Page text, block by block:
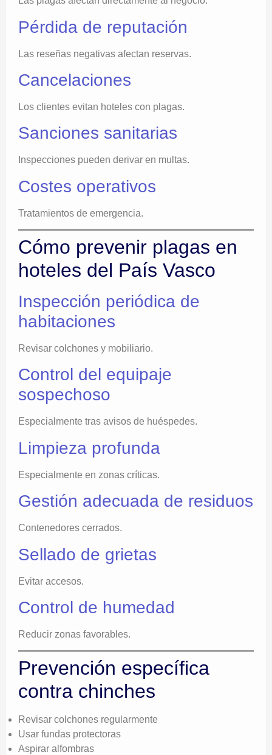
Pérdida de reputación
Las reseñas negativas afectan reservas.
Cancelaciones
Los clientes evitan hoteles con plagas.
Sanciones sanitarias
Inspecciones pueden derivar en multas.
Costes operativos
Tratamientos de emergencia.
Cómo prevenir plagas en
hoteles del País Vasco
Inspección periódica de
habitaciones
Revisar colchones y mobiliario.
Control del equipaje
sospechoso
Especialmente tras avisos de huéspedes.
Limpieza profunda
Especialmente en zonas críticas.
Gestión adecuada de residuos
Contenedores cerrados.
Sellado de grietas
Evitar accesos.
Control de humedad
Reducir zonas favorables.
Prevención específica
contra chinches
Revisar colchones regularmente
Usar fundas protectoras
Aspirar alfombras